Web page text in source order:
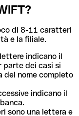
di 8-11 caratteri
e la filiale.
indicano il
parte dei casi si
del nome completo
indicano il
sono una lettera e